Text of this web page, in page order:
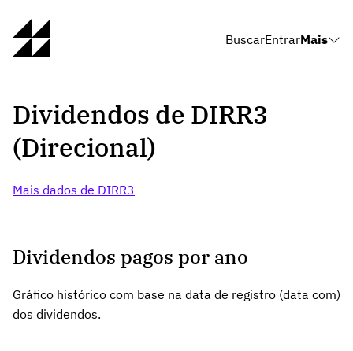
BuscarEntrarMais
Dividendos de DIRR3
(Direcional)
Mais dados de DIRR3
Dividendos pagos por ano
Gráfico histórico com base na data de registro (data com)
dos dividendos.